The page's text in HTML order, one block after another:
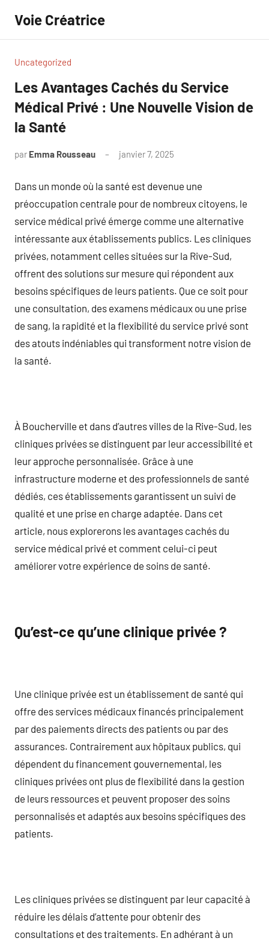
contenu
Voie Créatrice
Uncategorized
Les Avantages Cachés du Service
Médical Privé : Une Nouvelle Vision de
la Santé
par Emma Rousseau janvier 7, 2025
Dans un monde où la santé est devenue une
préoccupation centrale pour de nombreux citoyens, le
service médical privé émerge comme une alternative
intéressante aux établissements publics. Les cliniques
privées, notamment celles situées sur la Rive-Sud,
offrent des solutions sur mesure qui répondent aux
besoins spécifiques de leurs patients. Que ce soit pour
une consultation, des examens médicaux ou une prise
de sang, la rapidité et la flexibilité du service privé sont
des atouts indéniables qui transforment notre vision de
la santé.
À Boucherville et dans d’autres villes de la Rive-Sud, les
cliniques privées se distinguent par leur accessibilité et
leur approche personnalisée. Grâce à une
infrastructure moderne et des professionnels de santé
dédiés, ces établissements garantissent un suivi de
qualité et une prise en charge adaptée. Dans cet
article, nous explorerons les avantages cachés du
service médical privé et comment celui-ci peut
améliorer votre expérience de soins de santé.
Qu’est-ce qu’une clinique privée ?
Une clinique privée est un établissement de santé qui
offre des services médicaux financés principalement
par des paiements directs des patients ou par des
assurances. Contrairement aux hôpitaux publics, qui
dépendent du financement gouvernemental, les
cliniques privées ont plus de flexibilité dans la gestion
de leurs ressources et peuvent proposer des soins
personnalisés et adaptés aux besoins spécifiques des
patients.
Les cliniques privées se distinguent par leur capacité à
réduire les délais d’attente pour obtenir des
consultations et des traitements. En adhérant à un